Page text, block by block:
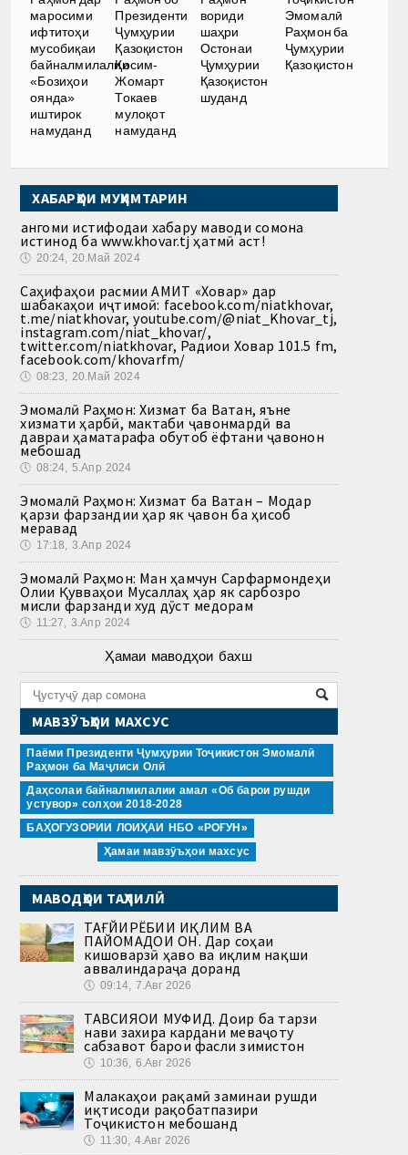
маросими
ифтитоҳи
мусобиқаи
байналмилалии
«Бозиҳои
оянда»
иштирок
намуданд
Президенти
Ҷумҳурии
Қазоқистон
Қосим-
Жомарт
Токаев
мулоқот
намуданд
вориди
шаҳри
Остонаи
Ҷумҳурии
Қазоқистон
шуданд
Эмомалӣ
Раҳмон ба
Ҷумҳурии
Қазоқистон
ХАБАРҲОИ МУҲИМТАРИН
Ҳангоми истифодаи хабару маводи сомона
истинод ба www.khovar.tj ҳатмӣ аст!
🕔 20:24, 20.Май 2024
Саҳифаҳои расмии АМИТ «Ховар» дар
шабакаҳои иҷтимоӣ: facebook.com/niatkhovar,
t.me/niatkhovar, youtube.com/@niat_Khovar_tj,
instagram.com/niat_khovar/,
twitter.com/niatkhovar, Радиои Ховар 101.5 fm,
facebook.com/khovarfm/
🕔 08:23, 20.Май 2024
Эмомалӣ Раҳмон: Хизмат ба Ватан, яъне
хизмати ҳарбӣ, мактаби ҷавонмардӣ ва
давраи ҳаматарафа обутоб ёфтани ҷавонон
мебошад
🕔 08:24, 5.Апр 2024
Эмомалӣ Раҳмон: Хизмат ба Ватан – Модар
қарзи фарзандии ҳар як ҷавон ба ҳисоб
меравад
🕔 17:18, 3.Апр 2024
Эмомалӣ Раҳмон: Ман ҳамчун Сарфармондеҳи
Олии Қувваҳои Мусаллаҳ ҳар як сарбозро
мисли фарзанди худ дӯст медорам
🕔 11:27, 3.Апр 2024
Ҳамаи маводҳои бахш
МАВЗӮЪҲОИ МАХСУС
Паёми Президенти Ҷумҳурии Тоҷикистон Эмомалӣ
Раҳмон ба Маҷлиси Олӣ
Даҳсолаи байналмилалии амал «Об барои рушди
устувор» солҳои 2018-2028
БАҲОГУЗОРИИ ЛОИҲАИ НБО «РОҒУН»
Ҳамаи мавзӯъҳои махсус
МАВОДҲОИ ТАҲЛИЛӢ
ТАҒЙИРЁБИИ ИҚЛИМ ВА
ПАЙОМАДҲОИ ОН. Дар соҳаи
кишоварзӣ ҳаво ва иқлим нақши
аввалиндараҷа доранд
🕔 09:14, 7.Авг 2026
ТАВСИЯҲОИ МУФИД. Доир ба тарзи
нави захира кардани меваҷоту
сабзавот барои фасли зимистон
🕔 10:36, 6.Авг 2026
Малакаҳои рақамӣ заминаи рушди
иқтисоди рақобатпазири
Тоҷикистон мебошанд
🕔 11:30, 4.Авг 2026